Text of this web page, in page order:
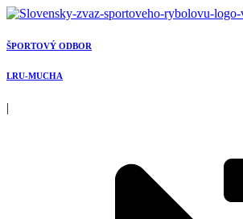
Preskočiť
obsah
ŠPORTOVÝ ODBOR
LRU-MUCHA
|